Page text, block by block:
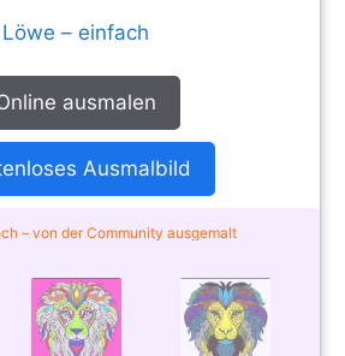
Löwe – einfach
ausmalen
Ausmalbild
– von der Community ausgemalt